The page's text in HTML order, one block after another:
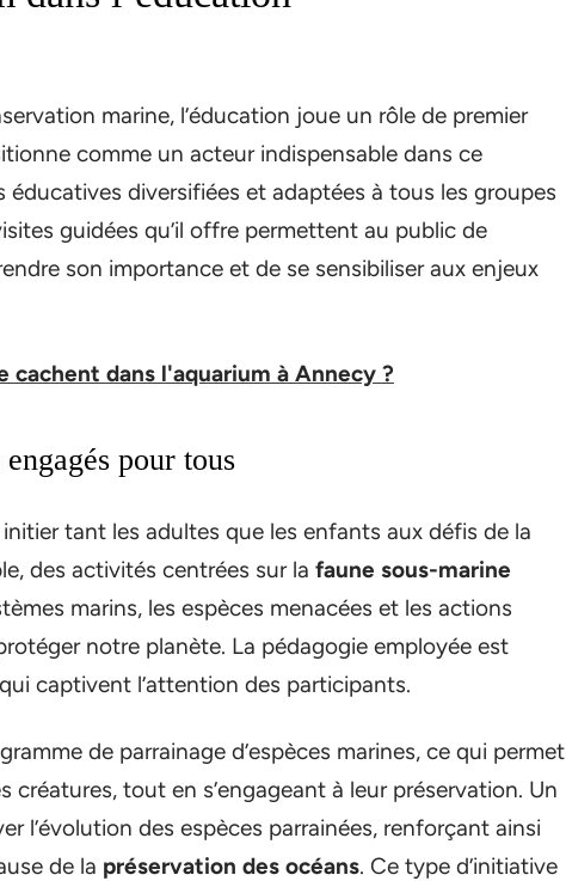
marine, l’éducation joue un rôle de premier
comme un acteur indispensable dans ce
diversifiées et adaptées à tous les groupes
guidées qu’il offre permettent au public de
son importance et de se sensibiliser aux enjeux
cachent dans l'aquarium à Annecy ?
pour tous
tant les adultes que les enfants aux défis de la
des activités centrées sur la faune sous-marine
marins, les espèces menacées et les actions
notre planète. La pédagogie employée est
captivent l’attention des participants.
de parrainage d’espèces marines, ce qui permet
créatures, tout en s’engageant à leur préservation. Un
l’évolution des espèces parrainées, renforçant ainsi
de la préservation des océans. Ce type d’initiative